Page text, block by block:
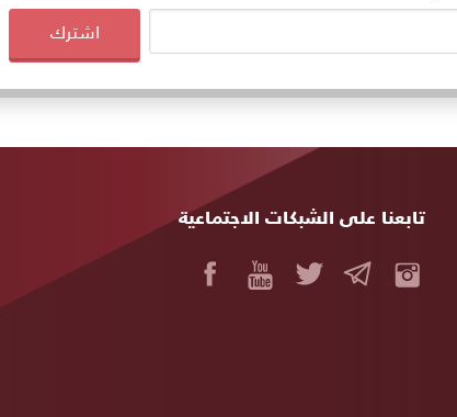
اشترك
تابعنا على الشبكات الاجتماعية